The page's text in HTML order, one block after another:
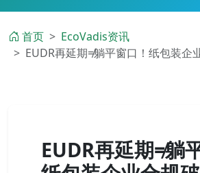
首页
EcoVadis资讯
EUDR再延期≠躺平窗口！纸包装企
EUDR再延期≠躺